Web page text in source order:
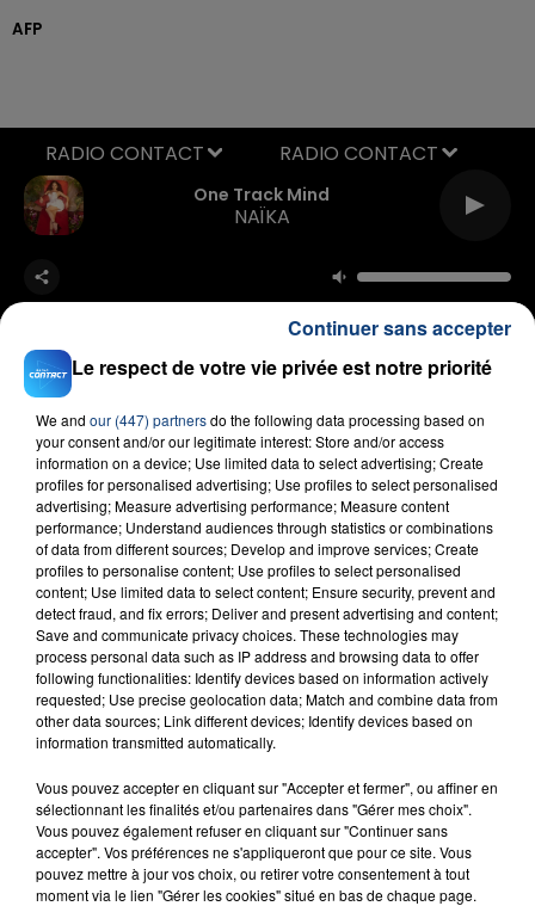
AFP
One Track Mind
NAÏKA
RADIO CONTACT
FIL D'ACTU
23 juillet 2026
INCENDIE MORTEL À LENS : UNE FEMME ET
SON BÉBÉ ENTRE LA VIE ET LA...
Un homme s'est immolé par le feu après avoir
aspergé sa compagne et leur bébé de trois mois
d'un liquide inflammable.
Le respect de votre vie privée est notre priorité
We and our (447) partnersdo the following data processing based on
your consent and/or our legitimate interest: Store and/or access
information on a device; Use limited data to select advertising; Create
profiles for personalised advertising; Use profiles to select personalised
advertising; Measure advertising performance; Measure content
performance; Understand audiences through statistics or combinations
of data from different sources; Develop and improve services; Create
profiles to personalise content; Use profiles to select personalised
content; Use limited data to select content; Ensure security, prevent and
detect fraud, and fix errors; Deliver and present advertising and content;
Save and communicate privacy choices. These technologies may
process personal data such as IP address and browsing data to offer
following functionalities: Identify devices based on information actively
requested; Use precise geolocation data; Match and combine data from
other data sources; Link different devices; Identify devices based on
information transmitted automatically.
Vous pouvez accepter en cliquant sur "Accepter et fermer", ou affiner en
sélectionnant les finalités et/ou partenaires dans "Gérer mes choix".
Vous pouvez également refuser en cliquant sur "Continuer sans
accepter". Vos préférences ne s'appliqueront que pour ce site. Vous
pouvez mettre à jour vos choix, ou retirer votre consentement à tout
moment via le lien "Gérer les cookies" situé en bas de chaque page.
Continuer sans accepter